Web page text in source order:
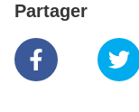
Partager